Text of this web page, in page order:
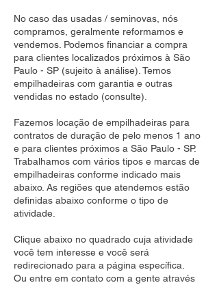
No caso das usadas / seminovas, nós
compramos, geralmente reformamos e
vendemos. Podemos financiar a compra
para clientes localizados próximos à São
Paulo - SP (sujeito à análise). Temos
empilhadeiras com garantia e outras
vendidas no estado (consulte).
Fazemos locação de empilhadeiras para
contratos de duração de pelo menos 1 ano
e para clientes próximos a São Paulo - SP.
Trabalhamos com vários tipos e marcas de
empilhadeiras conforme indicado mais
abaixo. As regiões que atendemos estão
definidas abaixo conforme o tipo de
atividade.
Clique abaixo no quadrado cuja atividade
você tem interesse e você será
redirecionado para a página específica.
Ou entre em contato com a gente através